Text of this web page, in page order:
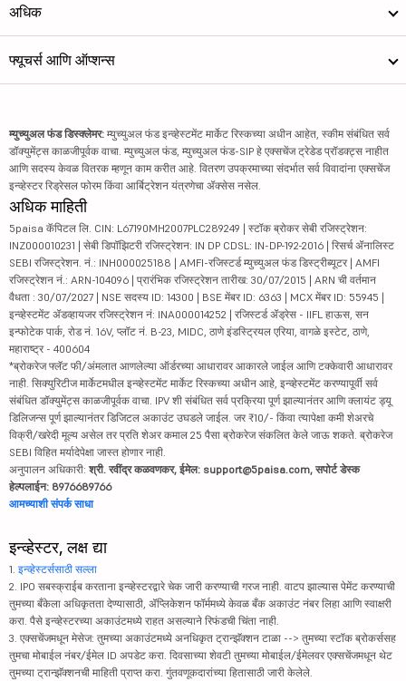
अधिक
फ्यूचर्स आणि ऑप्शन्स
म्युच्युअल फंड डिस्क्लेमर: म्युच्युअल फंड इन्व्हेस्टमेंट मार्केट रिस्कच्या अधीन आहेत, स्कीम संबंधित सर्व
डॉक्युमेंट्स काळजीपूर्वक वाचा. म्युच्युअल फंड, म्युच्युअल फंड-SIP हे एक्सचेंज ट्रेडेड प्रॉडक्ट्स नाहीत
आणि सदस्य केवळ वितरक म्हणून काम करीत आहे. वितरण उपक्रमाच्या संदर्भात सर्व विवादांना एक्सचेंज
इन्व्हेस्टर रिड्रेसल फोरम किंवा आर्बिट्रेशन यंत्रणेचा ॲक्सेस नसेल.
अधिक माहिती
5paisa कॅपिटल लि. CIN: L67190MH2007PLC289249 | स्टॉक ब्रोकर सेबी रजिस्ट्रेशन:
INZ000010231 | सेबी डिपॉझिटरी रजिस्ट्रेशन: IN DP CDSL: IN-DP-192-2016 | रिसर्च ॲनालिस्ट
SEBI रजिस्ट्रेशन. नं.: INH000025188 | AMFI-रजिस्टर्ड म्युच्युअल फंड डिस्ट्रीब्यूटर | AMFI
रजिस्ट्रेशन नं.: ARN-104096 | प्रारंभिक रजिस्ट्रेशन तारीख: 30/07/2015 | ARN ची वर्तमान
वैधता : 30/07/2027 | NSE सदस्य ID: 14300 | BSE मेंबर ID: 6363 | MCX मेंबर ID: 55945 |
इन्व्हेस्टमेंट ॲडव्हायजर रजिस्ट्रेशन नं: INA000014252 | रजिस्टर्ड ॲड्रेस - IIFL हाऊस, सन
इन्फोटेक पार्क, रोड नं. 16V, प्लॉट नं. B-23, MIDC, ठाणे इंडस्ट्रियल एरिया, वागळे इस्टेट, ठाणे,
महाराष्ट्र - 400604
*ब्रोकरेज फ्लॅट फी/अंमलात आणलेल्या ऑर्डरच्या आधारावर आकारले जाईल आणि टक्केवारी आधारावर
नाही. सिक्युरिटीज मार्केटमधील इन्व्हेस्टमेंट मार्केट रिस्कच्या अधीन आहे, इन्व्हेस्टमेंट करण्यापूर्वी सर्व
संबंधित डॉक्युमेंट्स काळजीपूर्वक वाचा. IPV शी संबंधित सर्व प्रक्रिया पूर्ण झाल्यानंतर आणि क्लायंट ड्यू
डिलिजन्स पूर्ण झाल्यानंतर डिजिटल अकाउंट उघडले जाईल. जर ₹10/- किंवा त्यापेक्षा कमी शेअरचे
विक्री/खरेदी मूल्य असेल तर प्रति शेअर कमाल 25 पैसा ब्रोकरेज संकलित केले जाऊ शकते. ब्रोकरेज
SEBI विहित मर्यादेपेक्षा जास्त होणार नाही.
अनुपालन अधिकारी: श्री. रवींद्र कळवणकर, ईमेल: support@5paisa.com, सपोर्ट डेस्क
हेल्पलाईन: 8976689766
आमच्याशी संपर्क साधा
इन्व्हेस्टर, लक्ष द्या
1. इन्व्हेस्टर्ससाठी सल्ला
2. IPO सबस्क्राईब करताना इन्व्हेस्टरद्वारे चेक जारी करण्याची गरज नाही. वाटप झाल्यास पेमेंट करण्याची
तुमच्या बँकेला अधिकृतता देण्यासाठी, ॲप्लिकेशन फॉर्ममध्ये केवळ बँक अकाउंट नंबर लिहा आणि स्वाक्षरी
करा. पैसे इन्व्हेस्टरच्या अकाउंटमध्ये राहत असल्याने रिफंडची चिंता नाही.
3. एक्सचेंजमधून मेसेज: तुमच्या अकाउंटमध्ये अनधिकृत ट्रान्झॅक्शन टाळा --> तुमच्या स्टॉक ब्रोकर्ससह
तुमचा मोबाईल नंबर/ईमेल ID अपडेट करा. दिवसाच्या शेवटी तुमच्या मोबाईल/ईमेलवर एक्सचेंजमधून थेट
तुमच्या ट्रान्झॅक्शनची माहिती प्राप्त करा. गुंतवणूकदारांच्या हितासाठी जारी केलेले.